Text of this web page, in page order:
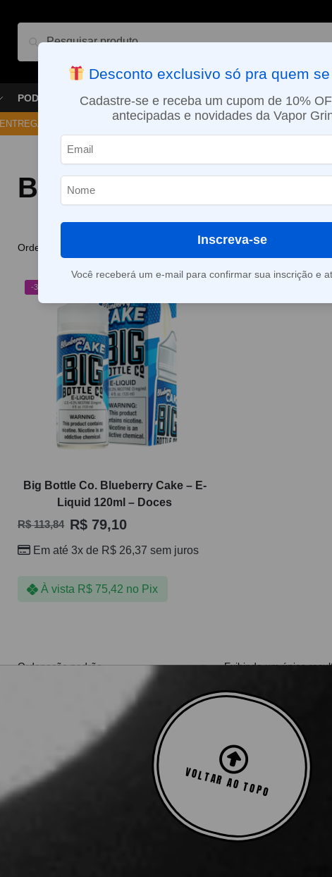
Pesquisar
PODS VAPORIZADOR DE ERVAS E-LIQUÍDOS
ENTREGA NO MESMO DIA EM SÃO PAULO (SEG A SEX): PEDIDOS
Bolo
Exibindo um único
-31%
Big Bottle Co. Blueberry Cake – E-
Liquid 120ml – Doces
R$113,84 R$79,10
Em até 3x de R$26,37 sem juros
À vista R$ 75,42 no Pix
Exibindo um único
VOLTAR AO TOPO
Desconto exclusivo só pra quem
Cadastre-se e receba um cupom de 10%
antecipadas e novidades da Vapor
Inscreva-se
Você receberá um e-mail para confirmar sua inscrição e